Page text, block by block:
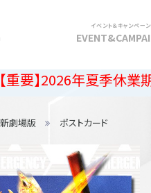
イベント＆キャンペーン
夏季休業期間中の出荷
劇場版 ポストカード